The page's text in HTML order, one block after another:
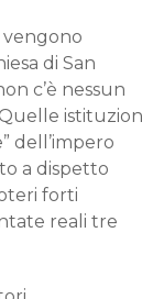
vengono
di San
c’è nessun
dell’impero
a dispetto
forti
reali tre